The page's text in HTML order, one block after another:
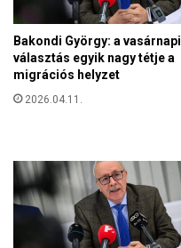
á
t
-
e
l
n
e
m
t
o
e
Bakondi György: a vasárnapi
választás egyik nagy tétje a
migrációs helyzet
2026.04.11.